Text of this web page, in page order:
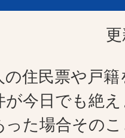
住民票や戸
が今日でも絶
った場合その